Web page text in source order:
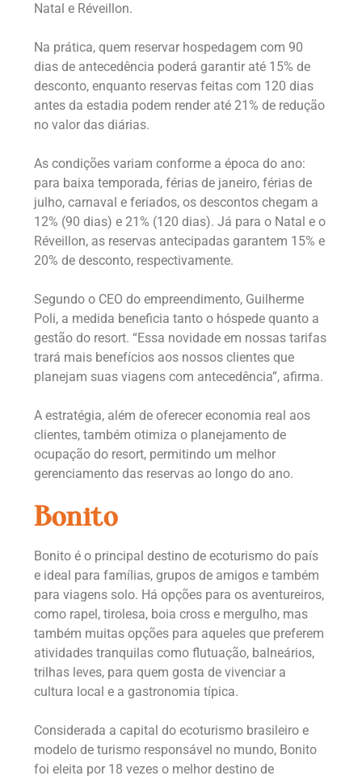
Natal e Réveillon.
Na prática, quem reservar hospedagem com 90
dias de antecedência poderá garantir até 15% de
desconto, enquanto reservas feitas com 120 dias
antes da estadia podem render até 21% de redução
no valor das diárias.
As condições variam conforme a época do ano:
para baixa temporada, férias de janeiro, férias de
julho, carnaval e feriados, os descontos chegam a
12% (90 dias) e 21% (120 dias). Já para o Natal e o
Réveillon, as reservas antecipadas garantem 15% e
20% de desconto, respectivamente.
Segundo o CEO do empreendimento, Guilherme
Poli, a medida beneficia tanto o hóspede quanto a
gestão do resort. “Essa novidade em nossas tarifas
trará mais benefícios aos nossos clientes que
planejam suas viagens com antecedência”, afirma.
A estratégia, além de oferecer economia real aos
clientes, também otimiza o planejamento de
ocupação do resort, permitindo um melhor
gerenciamento das reservas ao longo do ano.
Bonito
Bonito é o principal destino de ecoturismo do país
e ideal para famílias, grupos de amigos e também
para viagens solo. Há opções para os aventureiros,
como rapel, tirolesa, boia cross e mergulho, mas
também muitas opções para aqueles que preferem
atividades tranquilas como flutuação, balneários,
trilhas leves, para quem gosta de vivenciar a
cultura local e a gastronomia típica.
Considerada a capital do ecoturismo brasileiro e
modelo de turismo responsável no mundo, Bonito
foi eleita por 18 vezes o melhor destino de